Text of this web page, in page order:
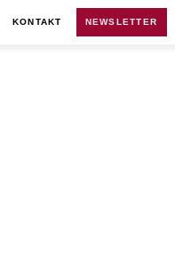
KONTAKT NEWSLETTER